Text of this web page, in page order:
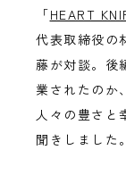
「HEART
代表取締役の
藤が対談。
業されたのか
人々の豊さと
聞きしました。